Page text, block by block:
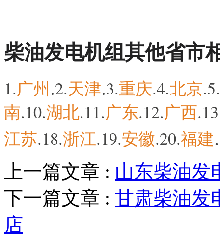
柴油发电机组其他省市
1.广州.2.天津.3.重庆.4.北京.5.
南.10.湖北.11.广东.12.广西
江苏.18.浙江.19.安徽.20.福建.
上一篇文章 : 山东柴油发
下一篇文章 : 甘肃柴油发
店